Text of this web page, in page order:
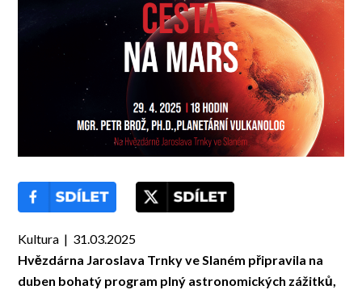
Kultura | 31.03.2025
Hvězdárna Jaroslava Trnky ve Slaném připravila na
duben bohatý program plný astronomických zážitků,